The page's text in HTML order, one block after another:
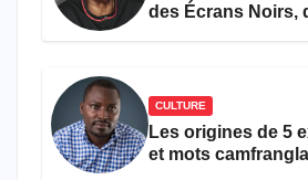
des Écrans Noirs,
CULTURE
Les origines de 5
et mots